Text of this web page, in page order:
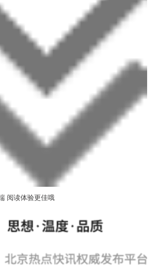
阅读体验更佳哦